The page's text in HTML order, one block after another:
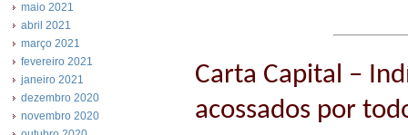
maio 2021
abril 2021
março 2021
fevereiro 2021
janeiro 2021
dezembro 2020
novembro 2020
Carta Capital –
acossados por